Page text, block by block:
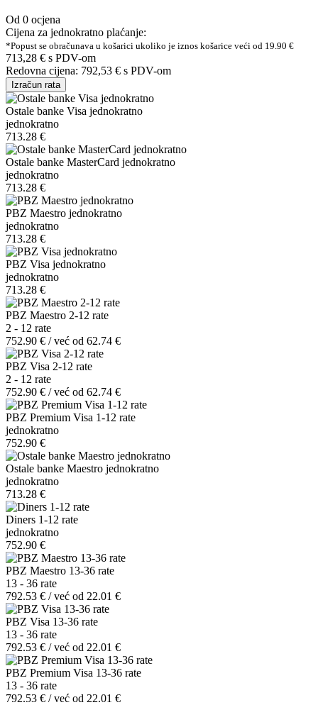
Od 0 ocjena
Cijena za jednokratno plaćanje:
*Popust se obračunava u košarici ukoliko je iznos košarice veći od 19.90 €
713,28 € s PDV-om
Redovna cijena: 792,53 € s PDV-om
Izračun rata
Ostale banke Visa jednokratno
jednokratno
713.28 €
Ostale banke MasterCard jednokratno
jednokratno
713.28 €
PBZ Maestro jednokratno
jednokratno
713.28 €
PBZ Visa jednokratno
jednokratno
713.28 €
PBZ Maestro 2-12 rate
2 - 12 rate
752.90 € / već od 62.74 €
PBZ Visa 2-12 rate
2 - 12 rate
752.90 € / već od 62.74 €
PBZ Premium Visa 1-12 rate
jednokratno
752.90 €
Ostale banke Maestro jednokratno
jednokratno
713.28 €
Diners 1-12 rate
jednokratno
752.90 €
PBZ Maestro 13-36 rate
13 - 36 rate
792.53 € / već od 22.01 €
PBZ Visa 13-36 rate
13 - 36 rate
792.53 € / već od 22.01 €
PBZ Premium Visa 13-36 rate
13 - 36 rate
792.53 € / već od 22.01 €